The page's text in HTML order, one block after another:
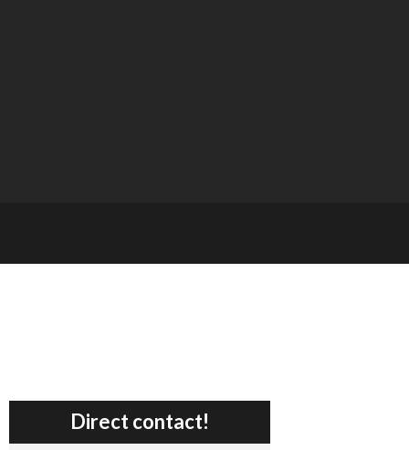
Direct contact!